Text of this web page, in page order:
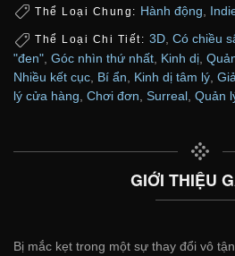
Thể Loại Chung: Hành động
Thể Loại Chi Tiết: 3D, Có chiều
"đen" Góc nhìn thứ nhất Kinh dị
Nhiều kết cục Bí ẩn Kinh dị tâm lý
lý cửa hàng Chơi đơn Surreal Quản
GIỚI THIỆU
Bị mắc kẹt trong một sự thay đổi vô